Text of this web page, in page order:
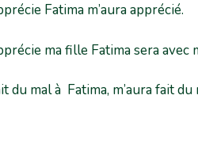
Fatima m’aura apprécié.
ma fille Fatima sera avec
du mal à Fatima, m’aura fait du